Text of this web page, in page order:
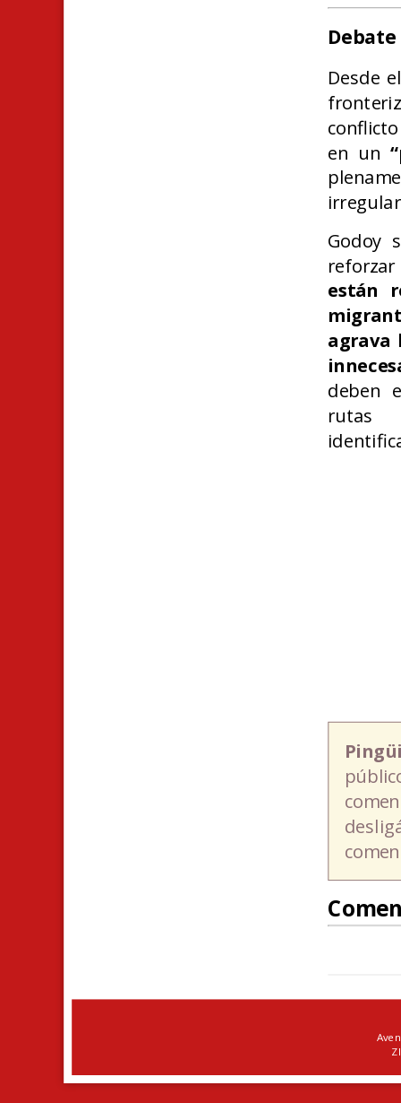
Desde
en un
Godoy
están
agrava
deben
rutas